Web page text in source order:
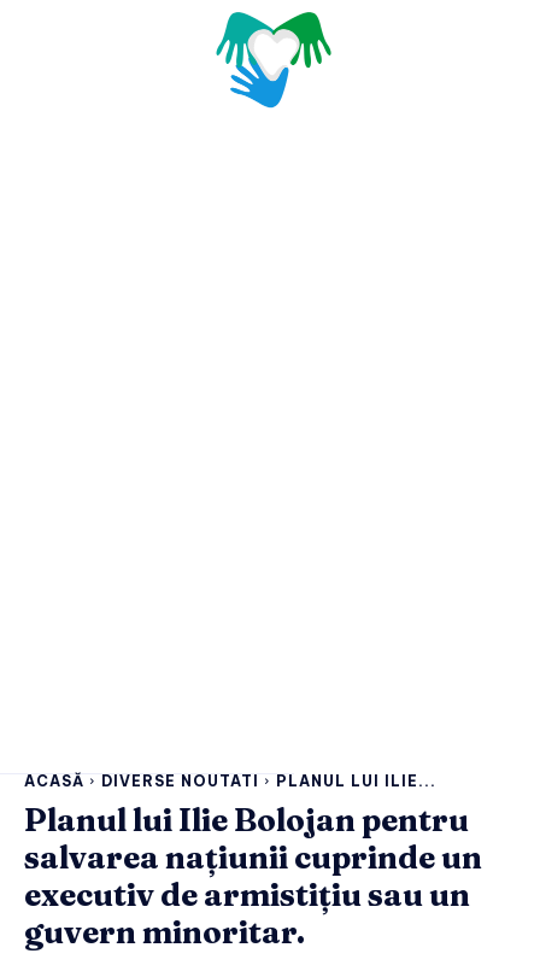
ACASĂ DIVERSE NOUTATI PLANUL LUI ILIE...
Planul lui Ilie Bolojan pentru
salvarea națiunii cuprinde un
executiv de armistițiu sau un
guvern minoritar.